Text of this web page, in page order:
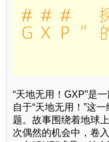
“天地无用！GXP”是
自于“天地无用！”这
题。故事围绕着地球
次偶然的机会中，卷